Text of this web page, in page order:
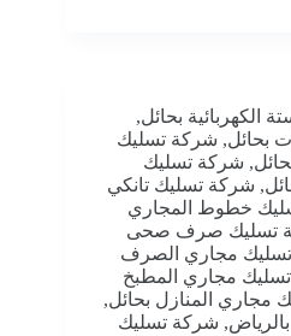
الكهربائية بحائل,
بحائل, شركة تسليك
, شركة تسليك
, شركة تسليك تانكي
خطوط المجاري
تسليك صرف صحى
مجاري الصرف
مجاري المطبخ
مجاري المنازل بحائل,
, شركة تسليك